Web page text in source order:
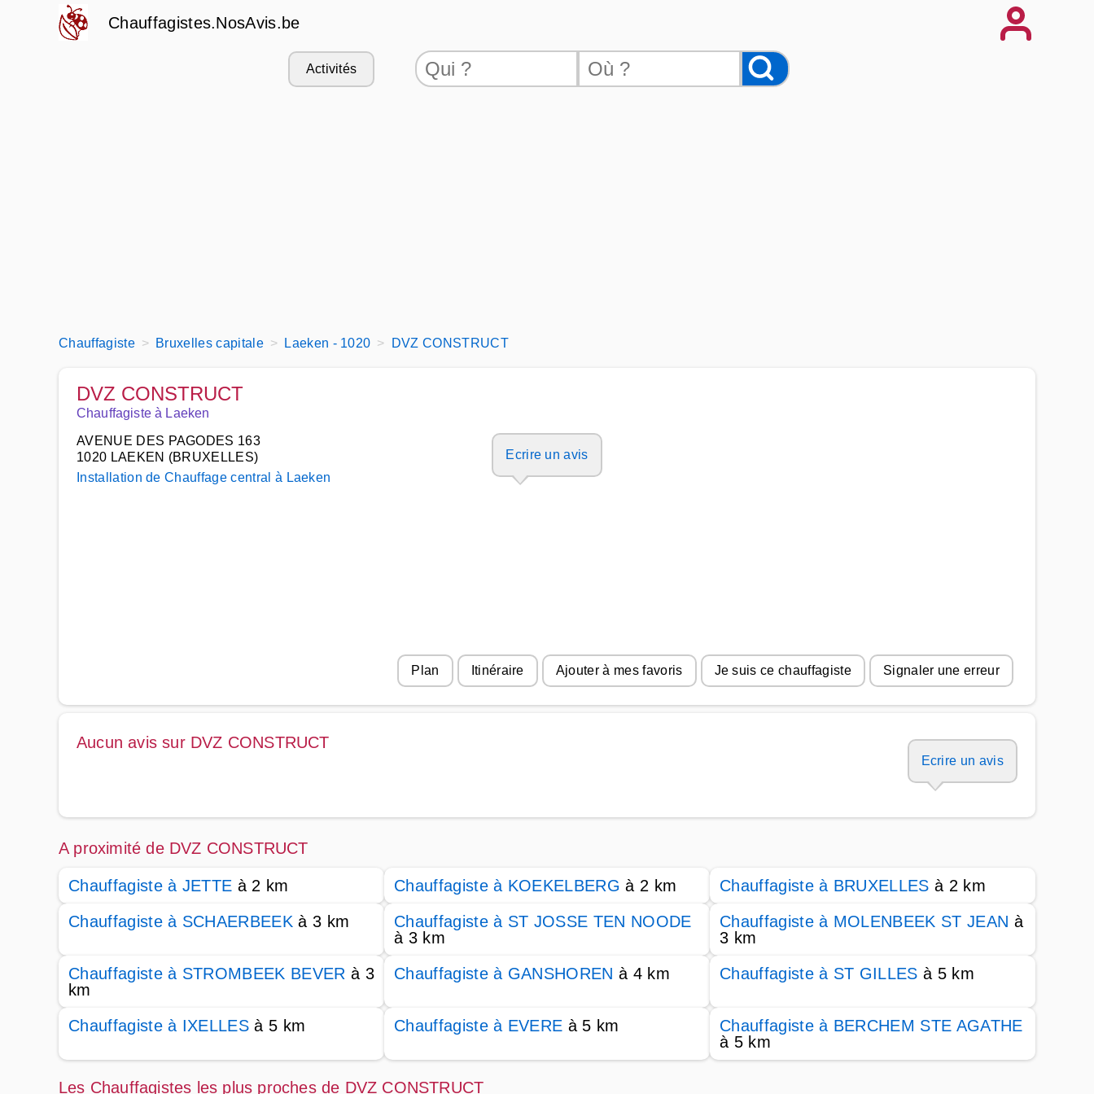
Chauffagistes.NosAvis.be
Activités
Chauffagiste Bruxelles capitale Laeken - 1020 DVZ CONSTRUCT
DVZ CONSTRUCT
Chauffagiste à Laeken
AVENUE DES PAGODES 163
1020 LAEKEN (BRUXELLES)
Installation de Chauffage central à Laeken
Ecrire un avis
Plan Itinéraire Ajouter à mes favoris Je suis ce chauffagiste Signaler une erreur
Aucun avis sur DVZ CONSTRUCT
Ecrire un avis
A proximité de DVZ CONSTRUCT
Chauffagiste à JETTE à 2 km Chauffagiste à KOEKELBERG à 2 km Chauffagiste à BRUXELLES à 2 km
Chauffagiste à SCHAERBEEK à 3 km
Chauffagiste à ST JOSSE TEN NOODE
à 3 km
Chauffagiste à MOLENBEEK ST JEAN à
3 km
Chauffagiste à STROMBEEK BEVER à 3
km
Chauffagiste à GANSHOREN à 4 km Chauffagiste à ST GILLES à 5 km
Chauffagiste à IXELLES à 5 km Chauffagiste à EVERE à 5 km
Chauffagiste à BERCHEM STE AGATHE
à 5 km
Les Chauffagistes les plus proches de DVZ CONSTRUCT